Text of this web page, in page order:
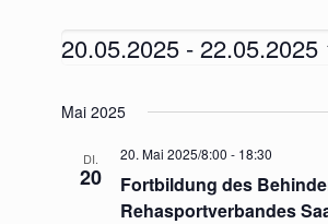
20.05.2025 - 22.05.2025
wählen.
Mai 2025
DI.
20
20. Mai 2025/8:00 - 18:30
Fortbildung des
Rehasportverbandes